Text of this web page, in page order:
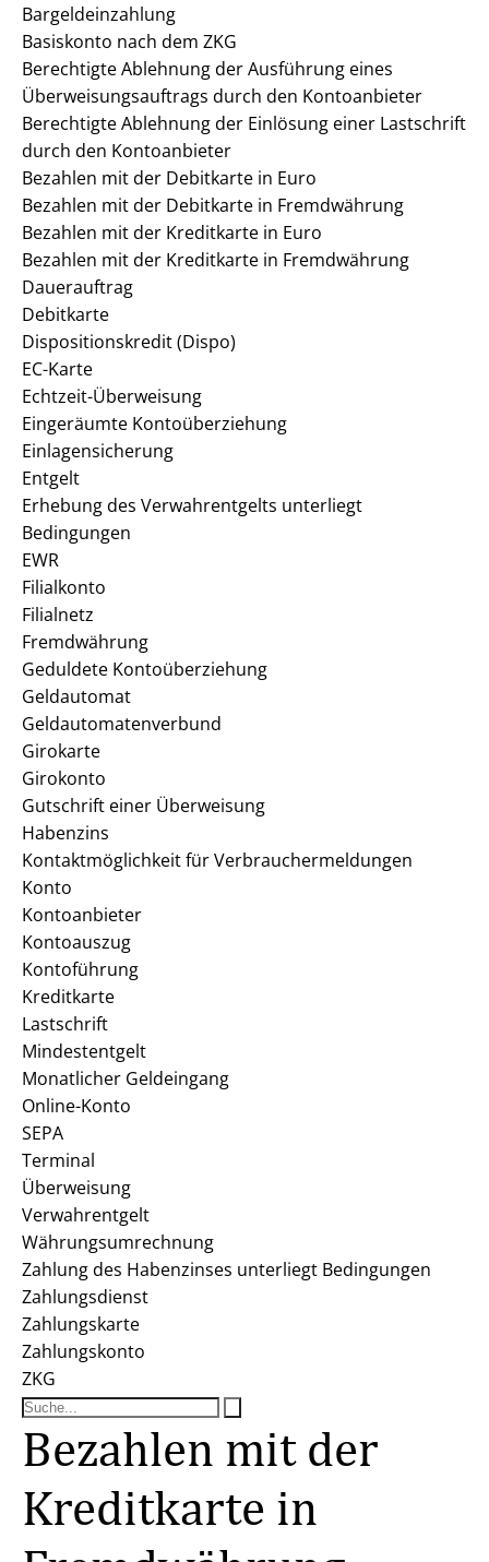
Bargeldeinzahlung
Basiskonto nach dem ZKG
Berechtigte Ablehnung der Ausführung eines
Überweisungsauftrags durch den Kontoanbieter
Berechtigte Ablehnung der Einlösung einer Lastschrift
durch den Kontoanbieter
Bezahlen mit der Debitkarte in Euro
Bezahlen mit der Debitkarte in Fremdwährung
Bezahlen mit der Kreditkarte in Euro
Bezahlen mit der Kreditkarte in Fremdwährung
Dauerauftrag
Debitkarte
Dispositionskredit (Dispo)
EC-Karte
Echtzeit-Überweisung
Eingeräumte Kontoüberziehung
Einlagensicherung
Entgelt
Erhebung des Verwahrentgelts unterliegt
Bedingungen
EWR
Filialkonto
Filialnetz
Fremdwährung
Geduldete Kontoüberziehung
Geldautomat
Geldautomatenverbund
Girokarte
Girokonto
Gutschrift einer Überweisung
Habenzins
Kontaktmöglichkeit für Verbrauchermeldungen
Konto
Kontoanbieter
Kontoauszug
Kontoführung
Kreditkarte
Lastschrift
Mindestentgelt
Monatlicher Geldeingang
Online-Konto
SEPA
Terminal
Überweisung
Verwahrentgelt
Währungsumrechnung
Zahlung des Habenzinses unterliegt Bedingungen
Zahlungsdienst
Zahlungskarte
Zahlungskonto
ZKG
Bezahlen mit der
Kreditkarte in